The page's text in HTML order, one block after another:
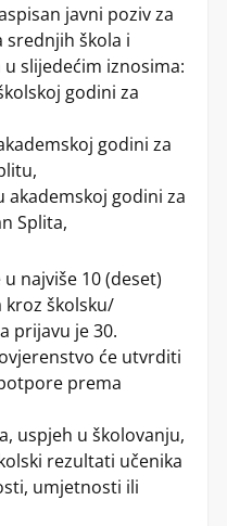
javni poziv za
škola i
slijedećim iznosima:​
godini za​
godini za​
akademskoj godini za​
Splita,
najviše 10 (deset)
kroz školsku/
prijavu je 30.
će utvrditi
prema
uspjeh u školovanju,
rezultati učenika
umjetnosti ili